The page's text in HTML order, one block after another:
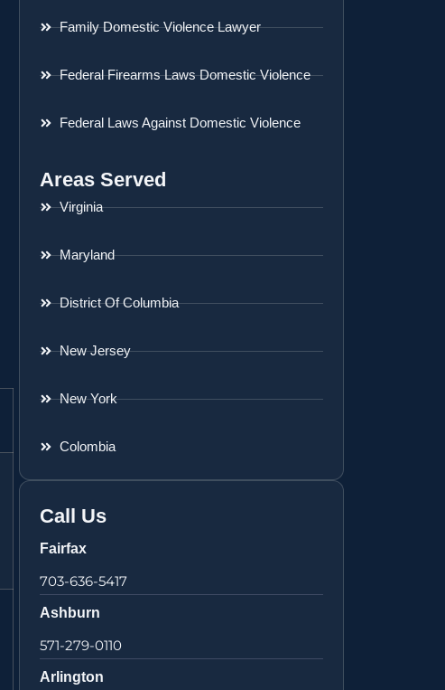
Family Domestic Violence Lawyer
Federal Firearms Laws Domestic Violence
Federal Laws Against Domestic Violence
Areas Served
Virginia
Maryland
District Of Columbia
New Jersey
New York
Colombia
Call Us
Fairfax
703-636-5417
Ashburn
571-279-0110
Arlington